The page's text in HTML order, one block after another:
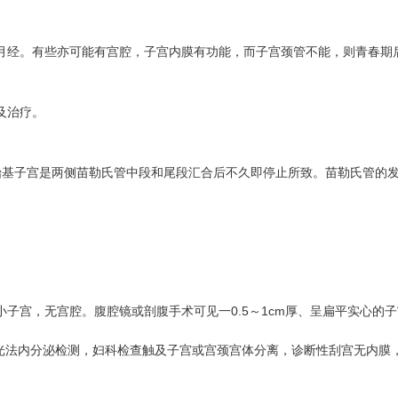
有些亦可能有宫腔，子宫内膜有功能，而子宫颈管不能，则青春期
疗。
子宫是两侧苗勒氏管中段和尾段汇合后不久即停止所致。苗勒氏管
，无宫腔。腹腔镜或剖腹手术可见一0.5～1cm厚、呈扁平实心的
分泌检测，妇科检查触及子宫或宫颈宫体分离，诊断性刮宫无内膜